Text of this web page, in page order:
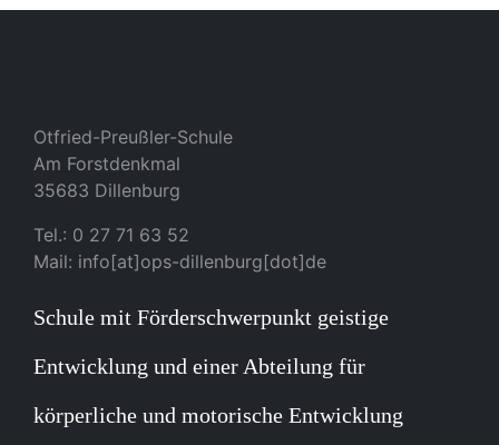
Otfried-Preußler-Schule
Am Forstdenkmal
35683 Dillenburg
Tel.: 0 27 71 63 52
Mail: info[at]ops-dillenburg[dot]de
Schule mit Förderschwerpunkt geistige
Entwicklung und einer Abteilung für
körperliche und motorische Entwicklung